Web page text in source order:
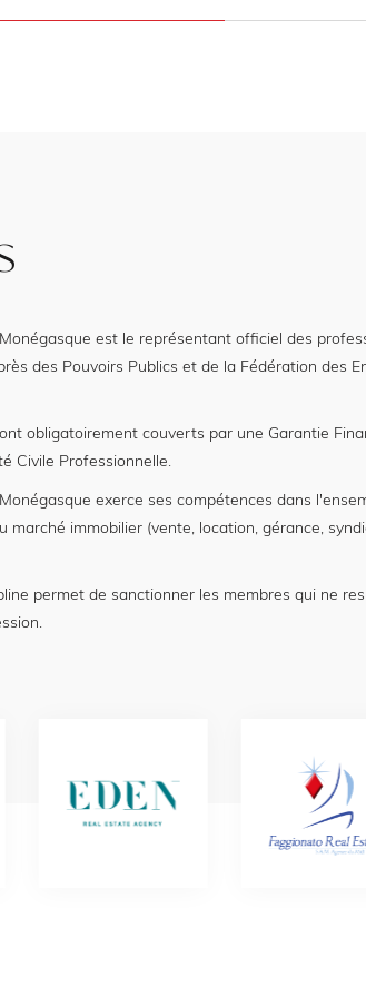
est le représentant officiel des
des Pouvoirs Publics et de la Fédération des
obligatoirement couverts par une Garantie
Civile Professionnelle.
exerce ses compétences dans
marché immobilier (vente, location, gérance,
permet de sanctionner les membres qui ne